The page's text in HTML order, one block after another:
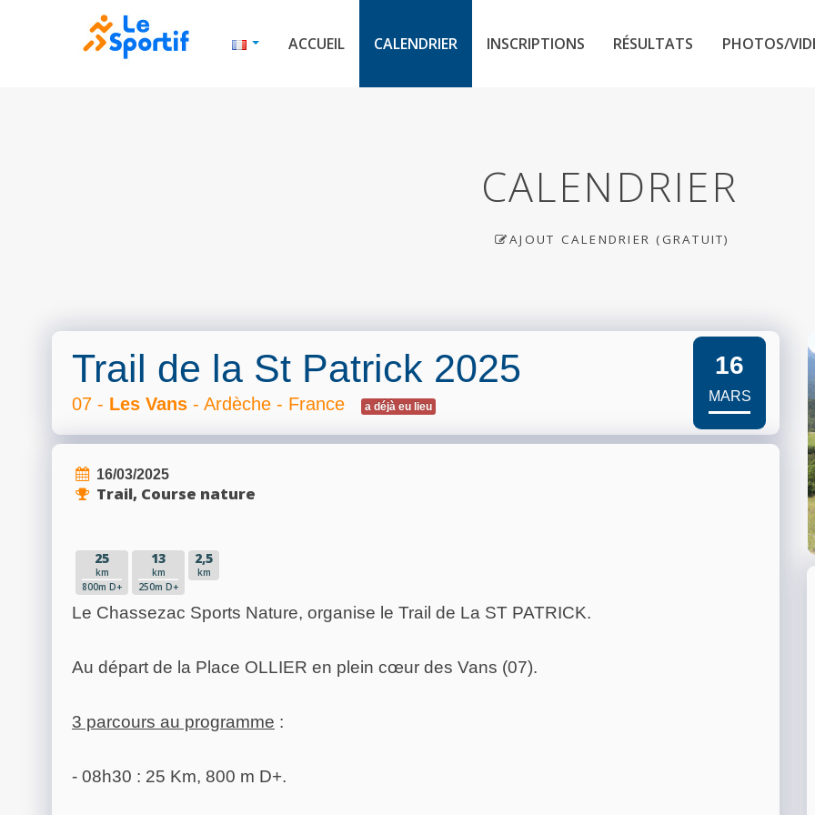
ACCUEIL CALENDRIER INSCRIPTIONS RÉSULTATS PHOTOS/
CALENDRIER
AJOUT CALENDRIER (GRATUIT)
Trail de la St Patrick 2025
07 - Les Vans - Ardèche - France a déjà eu lieu
16
MARS
16/03/2025
Trail, Course nature
25
km
800m D+
13
km
250m D+
2,5
km
Le Chassezac Sports Nature, organise le Trail de La ST PATRICK.
Au départ de la Place OLLIER en plein cœur des Vans (07).
3 parcours au programme :
- 08h30 : 25 Km, 800 m D+.